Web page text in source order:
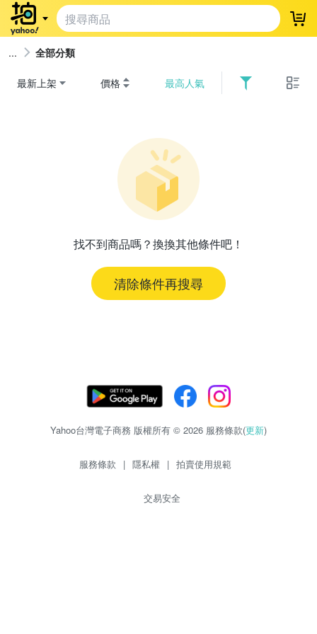
登
全部分類
最新上架 價格 最高人氣
找不到商品嗎？換換其他條件吧！
清除條件再搜尋
Yahoo台灣電子商務 版權所有 © 2026 服務條款(更新)
服務條款 | 隱私權 | 拍賣使用規範
交易安全